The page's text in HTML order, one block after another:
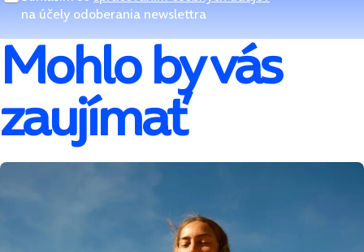
na účely odoberania newslettra
Mohlo by vás
zaujímať